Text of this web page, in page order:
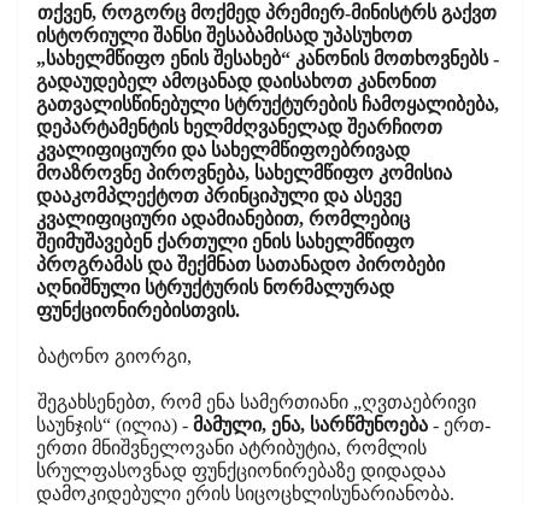
თქვენ, როგორც მოქმედ პრემიერ-მინისტრს გაქვთ
ისტორიული შანსი შესაბამისად უპასუხოთ
„სახელმწიფო ენის შესახებ“ კანონის მოთხოვნებს -
გადაუდებელ ამოცანად დაისახოთ კანონით
გათვალისწინებული სტრუქტურების ჩამოყალიბება,
დეპარტამენტის ხელმძღვანელად შეარჩიოთ
კვალიფიციური და სახელმწიფოებრივად
მოაზროვნე პიროვნება, სახელმწიფო კომისია
დააკომპლექტოთ პრინციპული და ასევე
კვალიფიციური ადამიანებით, რომლებიც
შეიმუშავებენ ქართული ენის სახელმწიფო
პროგრამას და შექმნათ სათანადო პირობები
აღნიშნული სტრუქტურის ნორმალურად
ფუნქციონირებისთვის.
ბატონო გიორგი,
შეგახსენებთ, რომ ენა სამერთიანი „ღვთაებრივი
საუნჯის“ (ილია) - მამული, ენა, სარწმუნოება - ერთ-
ერთი მნიშვნელოვანი ატრიბუტია, რომლის
სრულფასოვნად ფუნქციონირებაზე დიდადაა
დამოკიდებული ერის სიცოცხლისუნარიანობა.